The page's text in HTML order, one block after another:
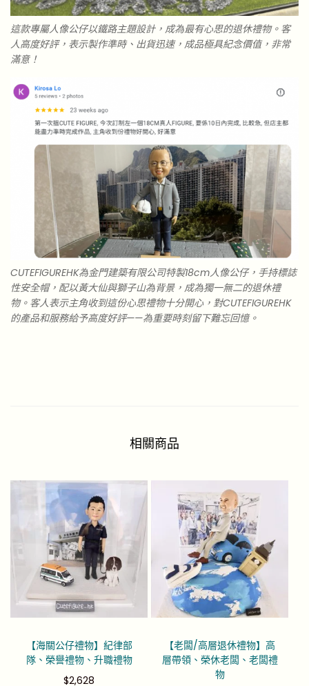
這款專屬人像公仔以鐵路主題設計，成為最有心思的退休禮物。客
人高度好評，表示製作準時、出貨迅速，成品極具紀念價值，非常
滿意！
CUTEFIGUREHK為金門建築有限公司特製18cm人像公仔，手持標誌
性安全帽，配以黃大仙與獅子山為背景，成為獨一無二的退休禮
物。客人表示主角收到這份心思禮物十分開心，對CUTEFIGUREHK
的產品和服務給予高度好評——為重要時刻留下難忘回憶。
相關商品
【海關公仔禮物】紀律部
隊、榮譽禮物、升職禮物
$2,628
【老闆/高層退休禮物】高
層帶領、榮休老闆、老闆禮
物